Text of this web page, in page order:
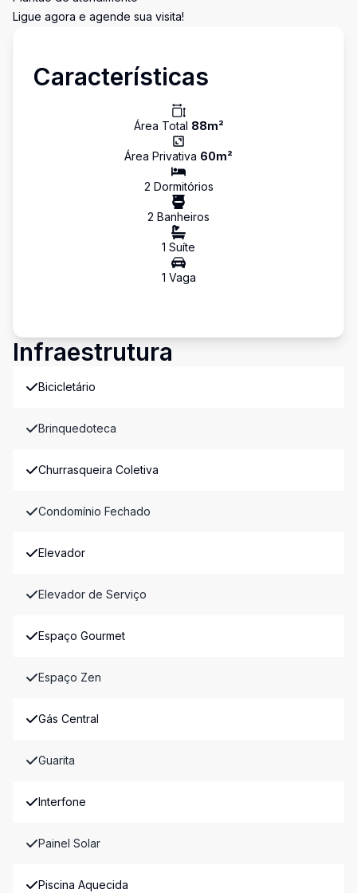
Ligue agora e agende sua visita!
Características
Área Total 88m²
Área Privativa 60m²
2 Dormitórios
2 Banheiros
1 Suíte
1 Vaga
Infraestrutura
Bicicletário
Brinquedoteca
Churrasqueira Coletiva
Condomínio Fechado
Elevador
Elevador de Serviço
Espaço Gourmet
Espaço Zen
Gás Central
Guarita
Interfone
Painel Solar
Piscina Aquecida